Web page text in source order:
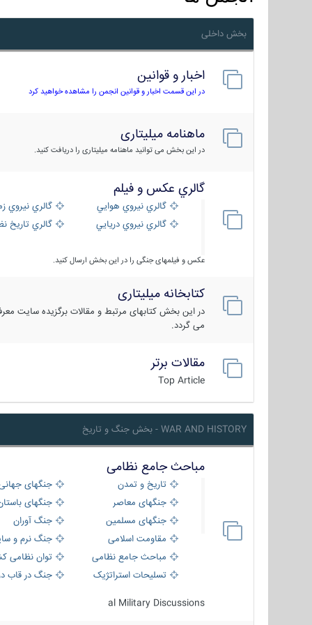
بخش داخلی
اخبار و قوانین
در این قسمت اخبار و قوانین انجمن را مشاهده خواهید کرد
ماهنامه میلیتاری
در این بخش می توانید ماهنامه میلیتاری را دریافت کنید.
گالري عكس و فيلم
گالري نيروي هوايي
گالري نيروي
گالري نيروي دريايي
گالري تاریخ
عکس و فیلمهای جنگی را در این بخش ارسال کنید.
کتابخانه میلیتاری
در این بخش کتابهای مرتبط و مقالات برگزیده سایت
می گردد.
مقالات برتر
Top Article
WAR AND HISTORY - بخش جنگ و تاریخ
مباحث جامع نظامی
تاریخ و تمدن
جنگهای
جنگهای معاصر
جنگهای
جنگهای مسلمین
جنگ آوران
مقاومت اسلامی
جنگ نرم و
مباحث جامع نظامی
توان نظامی
تسلیحات استراتژیک
جنگ در قاب
al Military Discussions